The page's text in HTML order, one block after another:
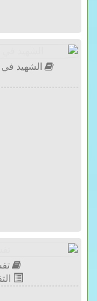
الشهيد